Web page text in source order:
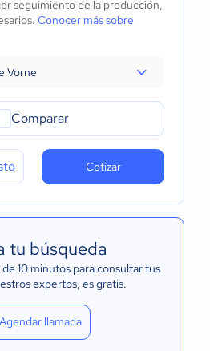
seguimiento de la producción,
Conocer más sobre
Vorne
Comparar
Cotizar
tu búsqueda
10 minutos para consultar tus
expertos, es gratis.
Agendar llamada